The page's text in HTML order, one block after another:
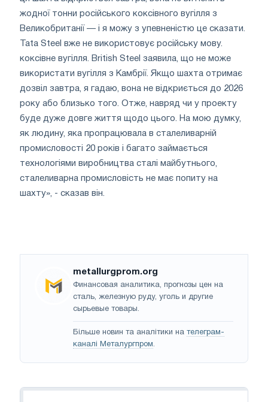
жодної тонни російського коксівного вугілля з
Великобританії — і я можу з упевненістю це сказати.
Tata Steel вже не використовує російську мову.
коксівне вугілля. British Steel заявила, що не може
використати вугілля з Камбрії. Якщо шахта отримає
дозвіл завтра, я гадаю, вона не відкриється до 2026
року або близько того. Отже, навряд чи у проекту
буде дуже довге життя щодо цього. На мою думку,
як людину, яка пропрацювала в сталеливарній
промисловості 20 років і багато займається
технологіями виробництва сталі майбутнього,
сталеливарна промисловість не має попиту на
шахту», - сказав він.
metallurgprom.org
Финансовая аналитика, прогнозы цен на
сталь, железную руду, уголь и другие
сырьевые товары.
Більше новин та аналітики на телеграм-
каналі Металургпром.